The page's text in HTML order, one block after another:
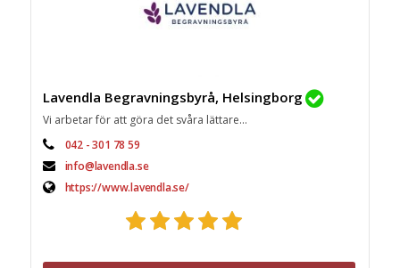
Lavendla Begravningsbyrå, Helsingborg
Vi arbetar för att göra det svåra lättare...
042 - 301 78 59
info@lavendla.se
https://www.lavendla.se/